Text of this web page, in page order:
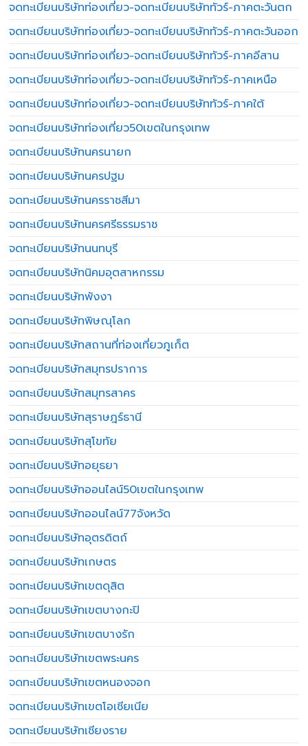
จดทะเบียนบริษัทท่องเที่ยว-จดทะเบียนบริษัททัวร์-ภาคตะวันตก
จดทะเบียนบริษัทท่องเที่ยว-จดทะเบียนบริษัททัวร์-ภาคตะวันออก
จดทะเบียนบริษัทท่องเที่ยว-จดทะเบียนบริษัททัวร์-ภาคอีสาน
จดทะเบียนบริษัทท่องเที่ยว-จดทะเบียนบริษัททัวร์-ภาคเหนือ
จดทะเบียนบริษัทท่องเที่ยว-จดทะเบียนบริษัททัวร์-ภาคใต้
จดทะเบียนบริษัทท่องเที่ยว50เขตในกรุงเทพ
จดทะเบียนบริษัทนครนายก
จดทะเบียนบริษัทนครปฐม
จดทะเบียนบริษัทนครราชสีมา
จดทะเบียนบริษัทนครศรีธรรมราช
จดทะเบียนบริษัทนนทบุรี
จดทะเบียนบริษัทนิคมอุตสาหกรรม
จดทะเบียนบริษัทพังงา
จดทะเบียนบริษัทพิษณุโลก
จดทะเบียนบริษัทสถานที่ท่องเที่ยวภูเก็ต
จดทะเบียนบริษัทสมุทรปราการ
จดทะเบียนบริษัทสมุทรสาคร
จดทะเบียนบริษัทสุราษฎร์ธานี
จดทะเบียนบริษัทสุโขทัย
จดทะเบียนบริษัทอยุธยา
จดทะเบียนบริษัทออนไลน์50เขตในกรุงเทพ
จดทะเบียนบริษัทออนไลน์77จังหวัด
จดทะเบียนบริษัทอุตรดิตถ์
จดทะเบียนบริษัทเกษตร
จดทะเบียนบริษัทเขตดุสิต
จดทะเบียนบริษัทเขตบางกะปิ
จดทะเบียนบริษัทเขตบางรัก
จดทะเบียนบริษัทเขตพระนคร
จดทะเบียนบริษัทเขตหนองจอก
จดทะเบียนบริษัทเขตโอเชียเนีย
จดทะเบียนบริษัทเชียงราย